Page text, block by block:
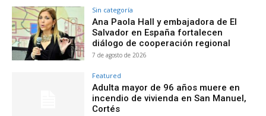
Sin categoría
Ana Paola Hall y embajadora de El
Salvador en España fortalecen
diálogo de cooperación regional
7 de agosto de 2026
Featured
Adulta mayor de 96 años muere en
incendio de vivienda en San Manuel,
Cortés